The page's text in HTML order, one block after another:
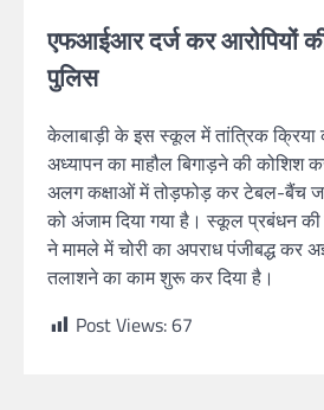
एफआईआर दर्ज कर आरोपियों
पुलिस
केलाबाड़ी के इस स्कूल में तांत्रिक
अध्यापन का माहौल बिगाड़ने की
अलग कक्षाओं में तोड़फोड़ कर टेबल-बैंच
को अंजाम दिया गया है। स्कूल प्रबंधन
ने मामले में चोरी का अपराध पंजीबद्ध कर
तलाशने का काम शुरू कर दिया है।
Post Views:67